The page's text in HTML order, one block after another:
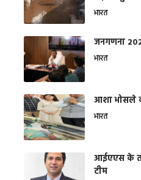
भारत
जनगणना
भारत
आशा भोसले
भारत
आईएएस के
टीम